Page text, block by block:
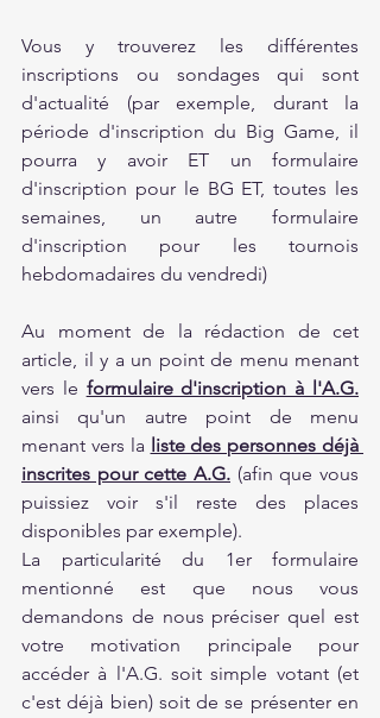
Vous y trouverez les différentes
inscriptions ou sondages qui sont
d'actualité (par exemple, durant la
période d'inscription du Big Game, il
pourra y avoir ET un formulaire
d'inscription pour le BG ET, toutes les
semaines, un autre formulaire
d'inscription pour les tournois
hebdomadaires du vendredi)
Au moment de la rédaction de cet
article, il y a un point de menu menant
vers le formulaire d'inscription à l'A.G.
ainsi qu'un autre point de menu
menant vers la liste des personnes déjà
inscrites pour cette A.G. (afin que vous
puissiez voir s'il reste des places
disponibles par exemple).
La particularité du 1er formulaire
mentionné est que nous vous
demandons de nous préciser quel est
votre motivation principale pour
accéder à l'A.G. soit simple votant (et
c'est déjà bien) soit de se présenter en